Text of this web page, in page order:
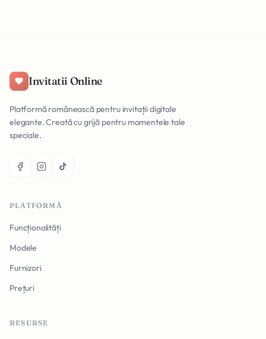
Invitatii Online
Platformă românească pentru invitații digitale
elegante. Creată cu grijă pentru momentele tale
speciale.
PLATFORMĂ
Funcționalități
Modele
Furnizori
Prețuri
RESURSE